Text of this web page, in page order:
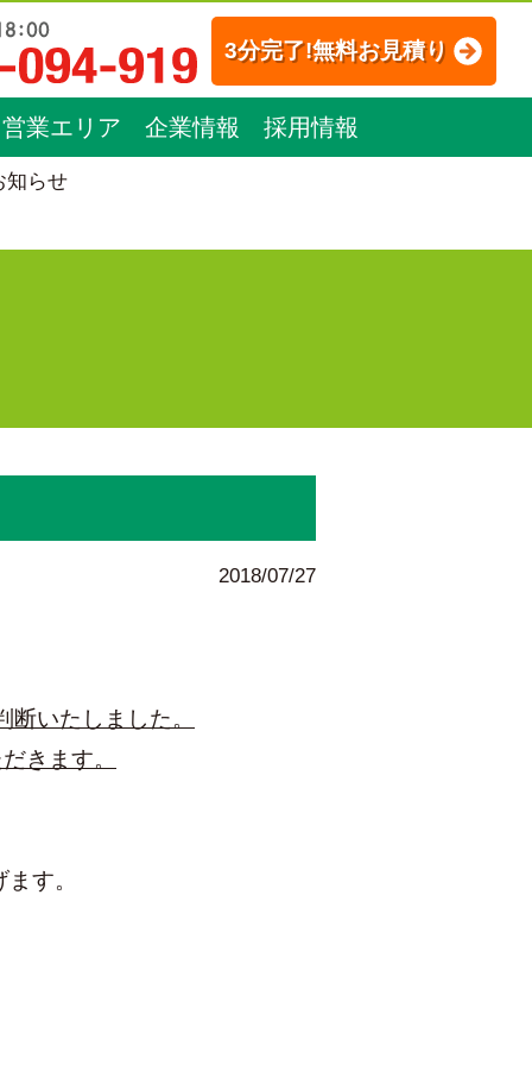
3分完了!無料お見積り
営業エリア 企業情報 採用情報
知らせ
2018/07/27
いたしました。
きます。
す。